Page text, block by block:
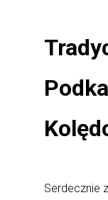
Serdecznie